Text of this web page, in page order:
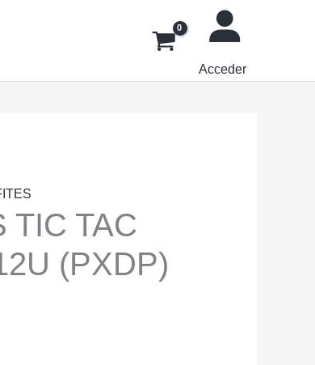
Acceder
TIC TAC
(PXDP)